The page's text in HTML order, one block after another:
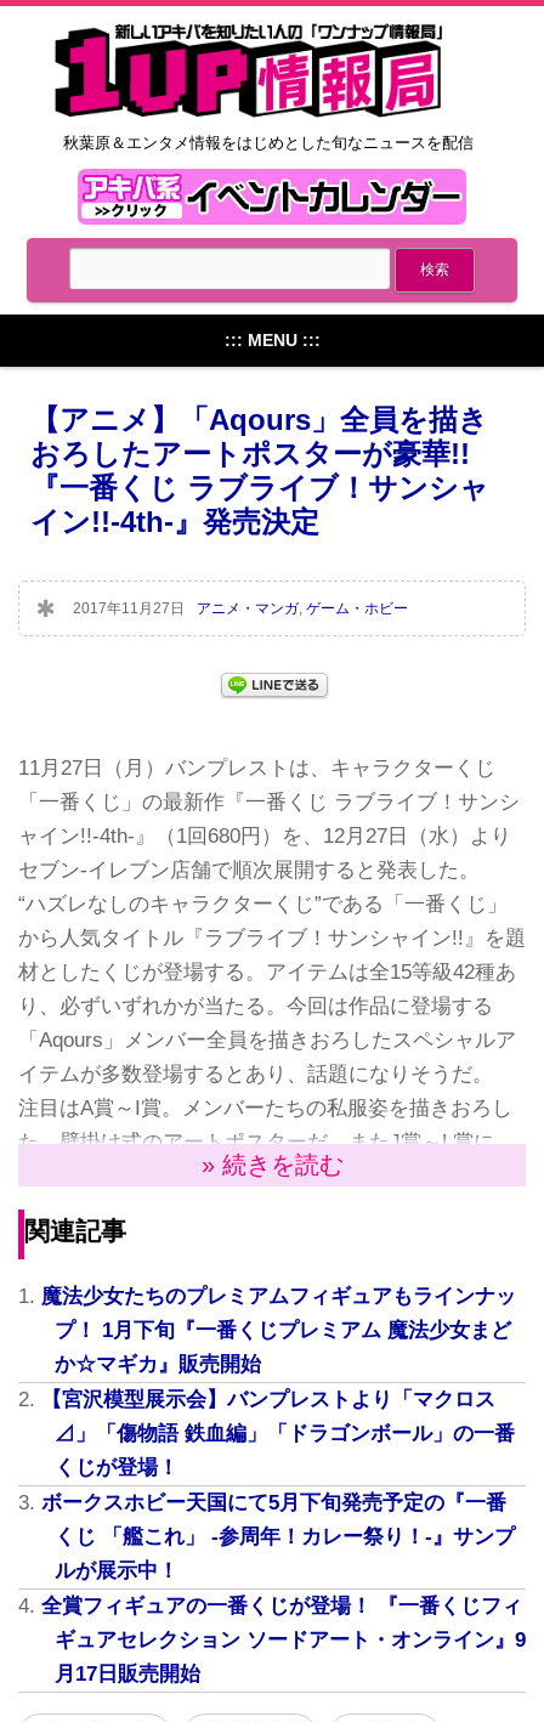
秋葉原＆エンタメ情報をはじめとした旬なニュースを配信
::: MENU :::
【アニメ】「Aqours」全員を描き
おろしたアートポスターが豪華!!
『一番くじ ラブライブ！サンシャ
イン!!-4th-』発売決定
2017年11月27日 アニメ・マンガ ゲーム・ホビー
11月27日（月）バンプレストは、キャラクターくじ
「一番くじ」の最新作『一番くじ ラブライブ！サンシ
ャイン!!-4th-』（1回680円）を、12月27日（水）より
セブン-イレブン店舗で順次展開すると発表した。
“ハズレなしのキャラクターくじ”である「一番くじ」
から人気タイトル『ラブライブ！サンシャイン!!』を題
材としたくじが登場する。アイテムは全15等級42種あ
り、必ずいずれかが当たる。今回は作品に登場する
「Aqours」メンバー全員を描きおろしたスペシャルア
イテムが多数登場するとあり、話題になりそうだ。
注目はA賞～I賞。メンバーたちの私服姿を描きおろし
た、壁掛け式のアートポスターだ。またJ賞～L賞に
は、TVアニメ2期の衣装を着たメンバーたちをそれぞ
れの学年ごとにプリントしたTシャツがラインナップ。
その他、ビジュアルタオル、ラバーストラップなどを
い。
●A賞 高海千歌 掛式アートポスター
» 続きを読む
関連記事
魔法少女たちのプレミアムフィギュアもラインナッ
プ！ 1月下旬『一番くじプレミアム 魔法少女まど
か☆マギカ』販売開始
【宮沢模型展示会】バンプレストより「マクロス
⊿」「傷物語 鉄血編」「ドラゴンボール」の一番
くじが登場！
ボークスホビー天国にて5月下旬発売予定の『一番
くじ 「艦これ」 -参周年！カレー祭り！-』サンプ
ルが展示中！
全賞フィギュアの一番くじが登場！ 『一番くじフィ
ギュアセレクション ソードアート・オンライン』9
月17日販売開始